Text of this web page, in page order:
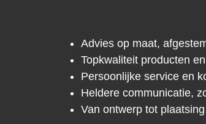
Advies op maat,
Topkwaliteit producten
Persoonlijke service en
Heldere communicatie,
Van ontwerp tot